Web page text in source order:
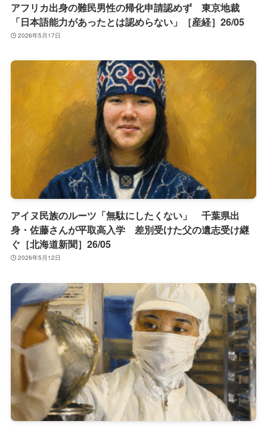
アフリカ出身の難民男性の帰化申請認めず 東京地裁
「日本語能力があったとは認めらない」［産経］26/05
2026年5月17日
アイヌ民族のルーツ「無駄にしたくない」 千葉県出
身・佐藤さんが平取高入学 差別受けた父の遺志受け継
ぐ［北海道新聞］26/05
2026年5月12日